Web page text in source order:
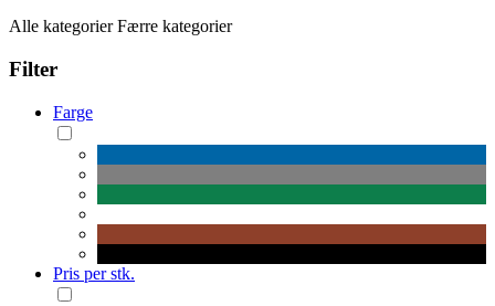
Alle kategorier Færre kategorier
Filter
Farge
Pris per stk.